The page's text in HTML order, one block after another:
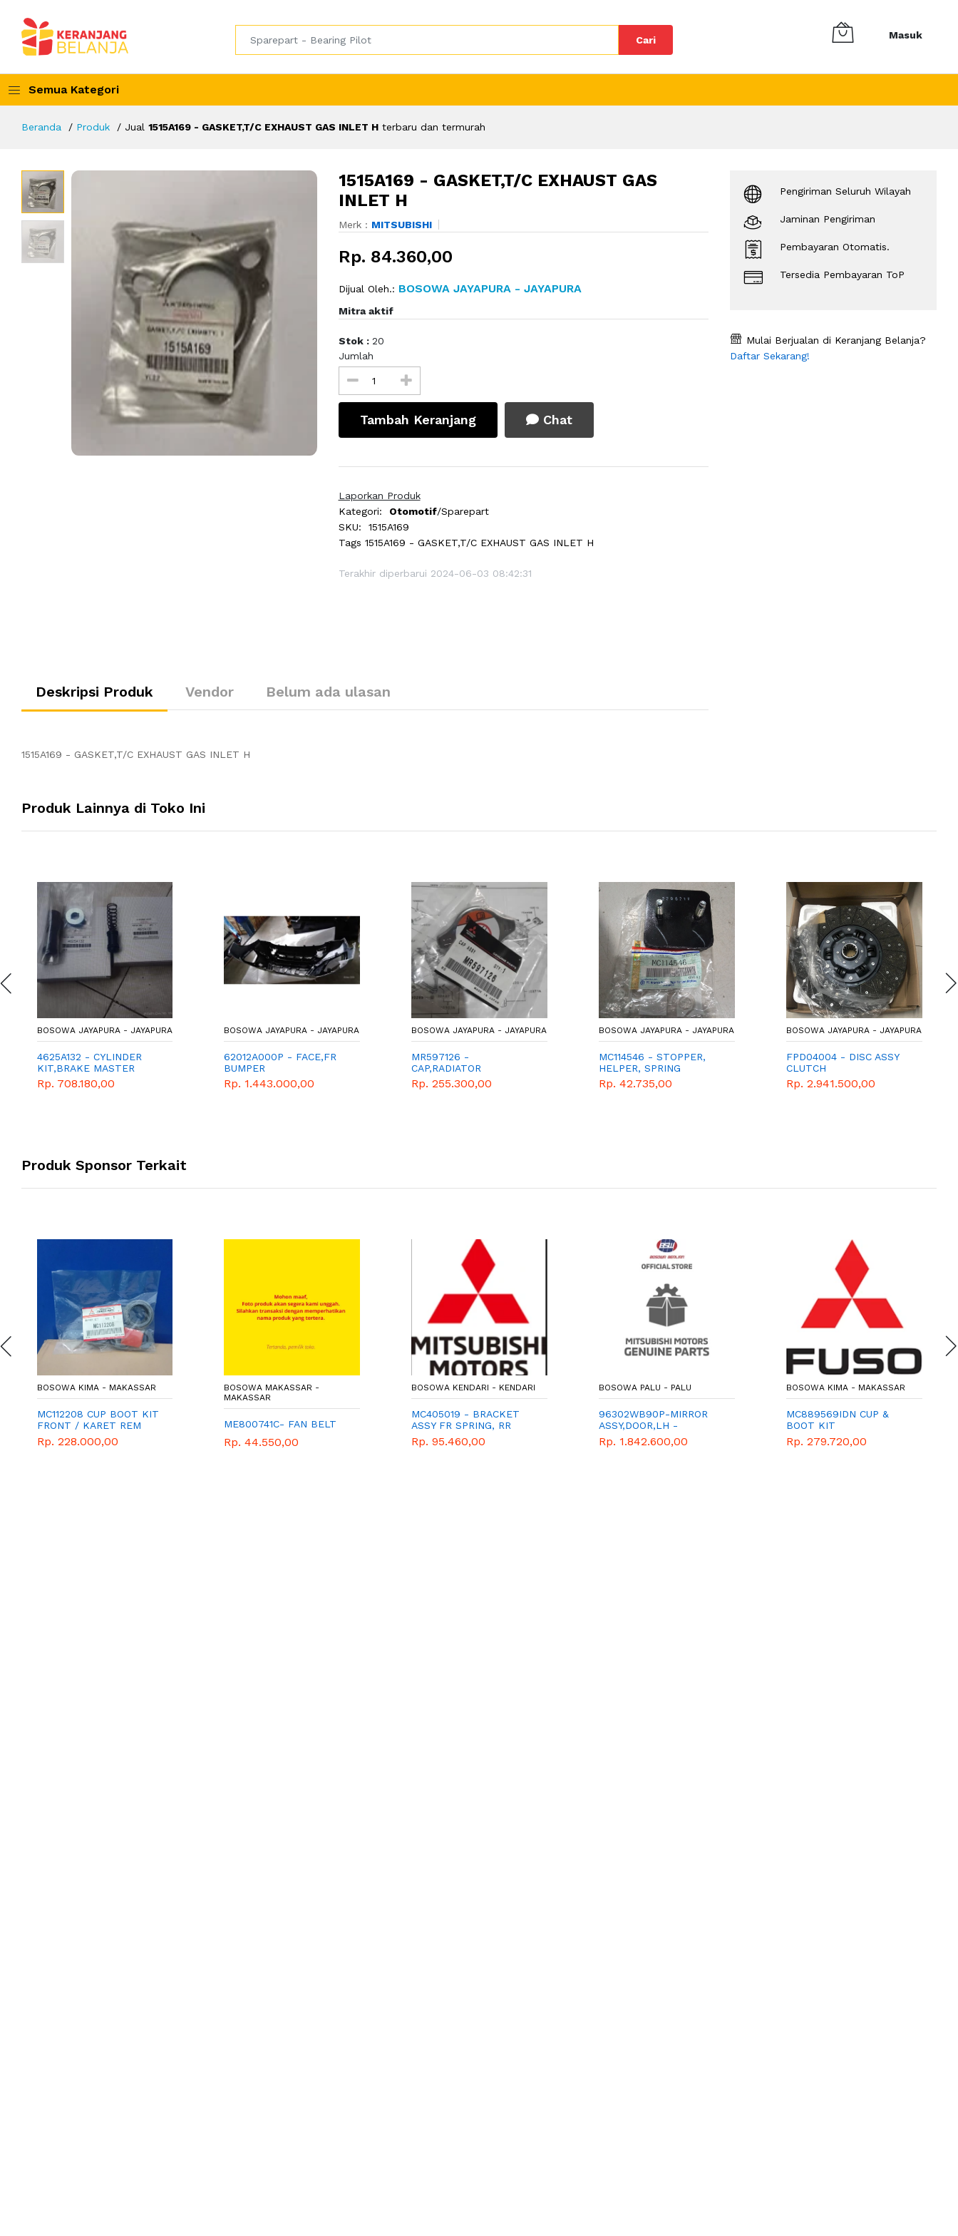
Cari Masuk
Semua Kategori
Beranda Produk Jual 1515A169 - GASKET,T/C EXHAUST GAS INLET H terbaru dan termurah
1515A169 - GASKET,T/C EXHAUST GAS
INLET H
Merk : MITSUBISHI
Rp. 84.360,00
Dijual Oleh.: BOSOWA JAYAPURA - JAYAPURA
Mitra aktif
Stok : 20
Jumlah
Tambah Keranjang Chat
Laporkan Produk
Kategori:
Otomotif/Sparepart
SKU:
1515A169
Tags 1515A169 - GASKET,T/C EXHAUST GAS INLET H
Terakhir diperbarui 2024-06-03 08:42:31
Deskripsi Produk Vendor Belum ada ulasan
1515A169 - GASKET,T/C EXHAUST GAS INLET H
Pengiriman Seluruh Wilayah
Jaminan Pengiriman
Pembayaran Otomatis.
Tersedia Pembayaran ToP
Mulai Berjualan di Keranjang Belanja?
Daftar Sekarang!
Produk Lainnya di Toko Ini
BOSOWA JAYAPURA - JAYAPURA
4625A132 - CYLINDER
KIT,BRAKE MASTER
Rp. 708.180,00
BOSOWA JAYAPURA - JAYAPURA
62012A000P - FACE,FR
BUMPER
Rp. 1.443.000,00
BOSOWA JAYAPURA - JAYAPURA
MR597126 -
CAP,RADIATOR
Rp. 255.300,00
BOSOWA JAYAPURA - JAYAPURA
MC114546 - STOPPER,
HELPER, SPRING
Rp. 42.735,00
BOSOWA JAYAPURA - JAYAPURA
FPD04004 - DISC ASSY
CLUTCH
Rp. 2.941.500,00
Produk Sponsor Terkait
BOSOWA KIMA - MAKASSAR
MC112208 CUP BOOT KIT
FRONT / KARET REM
DEPAN CANTER FE 71- 75
Rp. 228.000,00
BOSOWA MAKASSAR -
MAKASSAR
ME800741C- FAN BELT
Rp. 44.550,00
BOSOWA KENDARI - KENDARI
MC405019 - BRACKET
ASSY FR SPRING, RR
Rp. 95.460,00
BOSOWA PALU - PALU
96302WB90P-MIRROR
ASSY,DOOR,LH -
MITSUBISHI-GENUINE
PARTS
Rp. 1.842.600,00
BOSOWA KIMA - MAKASSAR
MC889569IDN CUP &
BOOT KIT
Rp. 279.720,00